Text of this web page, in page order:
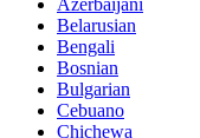
Azerbaijani
Belarusian
Bengali
Bosnian
Bulgarian
Cebuano
Chichewa